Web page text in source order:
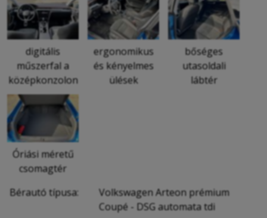
digitális
műszerfal a
középkonzolon
ergonomikus
és kényelmes
ülések
bőséges
utasoldali
lábtér
Óriási méretű
csomagtér
Bérautó típusa:
Volkswagen Arteon prémium
Coupé - DSG automata tdi